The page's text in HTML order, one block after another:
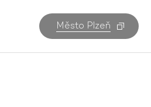
Město Plzeň